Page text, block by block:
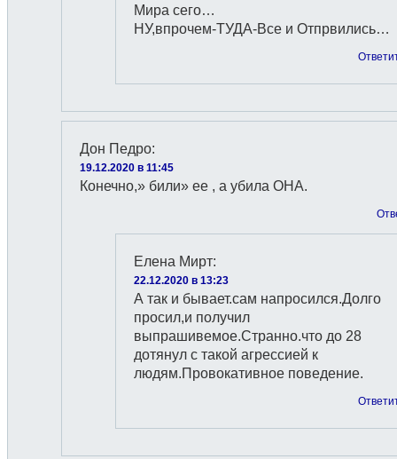
Мира сего…
НУ,впрочем-ТУДА-Все и Отпрвились…
Дон Педро:
19.12.2020 в 11:45
Конечно,» били» ее , а убила ОНА.
Елена Мирт:
22.12.2020 в 13:23
А так и бывает.сам напросился.Долго
просил,и получил
выпрашивемое.Странно.что до 28
дотянул с такой агрессией к
людям.Провокативное поведение.